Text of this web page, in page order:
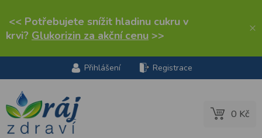
<< Potřebujete snížit hladinu cukru v
krvi? Glukorizin za akční cenu >> ×
Přihlášení Registrace
0 Kč